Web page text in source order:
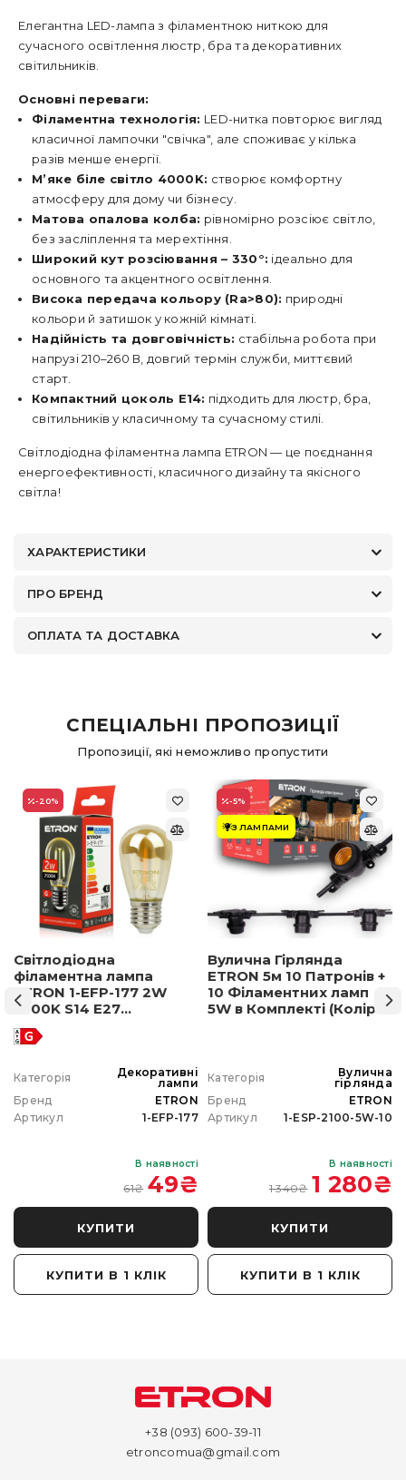
Елегантна LED-лампа з філаментною ниткою для
сучасного освітлення люстр, бра та декоративних
світильників.
Основні переваги:
Філаментна технологія: LED-нитка повторює вигляд
класичної лампочки "свічка", але споживає у кілька
разів менше енергії.
М’яке біле світло 4000K: створює комфортну
атмосферу для дому чи бізнесу.
Матова опалова колба: рівномірно розсіює світло,
без засліплення та мерехтіння.
Широкий кут розсіювання – 330°: ідеально для
основного та акцентного освітлення.
Висока передача кольору (Ra>80): природні
кольори й затишок у кожній кімнаті.
Надійність та довговічність: стабільна робота при
напрузі 210–260 В, довгий термін служби, миттєвий
старт.
Компактний цоколь E14: підходить для люстр, бра,
світильників у класичному та сучасному стилі.
Світлодіодна філаментна лампа ETRON — це поєднання
енергоефективності, класичного дизайну та якісного
світла!
ХАРАКТЕРИСТИКИ
ПРО БРЕНД
ОПЛАТА ТА ДОСТАВКА
СПЕЦІАЛЬНІ ПРОПОЗИЦІЇ
Пропозиції, які неможливо пропустити
-20%
Світлодіодна
філаментна лампа
ETRON 1-EFP-177 2W
2500K S14 E27
позолочене скло
Категорія
Декоративні
лампи
Бренд
ETRON
Артикул
1-EFP-177
В наявності
61₴ 49₴
КУПИТИ
КУПИТИ В 1 КЛІК
-5%
З ЛАМПАМИ
Вулична Гірлянда
ETRON 5м 10 Патронів +
10 Філаментних ламп
5W в Комплекті (Колір
Категорія
Вулична
гірлянда
Бренд
ETRON
Артикул
1-ESP-2100-5W-10
В наявності
1 340₴ 1 280₴
КУПИТИ
КУПИТИ В 1 КЛІК
+38 (093) 600-39-11
etroncomua@gmail.com